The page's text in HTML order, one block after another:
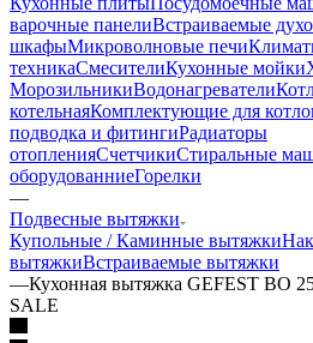
варочные панелиВстраиваемые
шкафыМикроволновые печи
техникаСмесителиКухонные мойки
МорозильникиВодонагреватели
котельнаяКомплектующие для
подводка и фитингиРадиаторы
отопленияСчетчикиСтиральные
оборудованниеГорелки
—
Подвесные вытяжки
Купольные / Каминные вытяжки
вытяжкиВстраиваемые вытяжки
—Кухонная вытяжка GEFEST ВО
SALE